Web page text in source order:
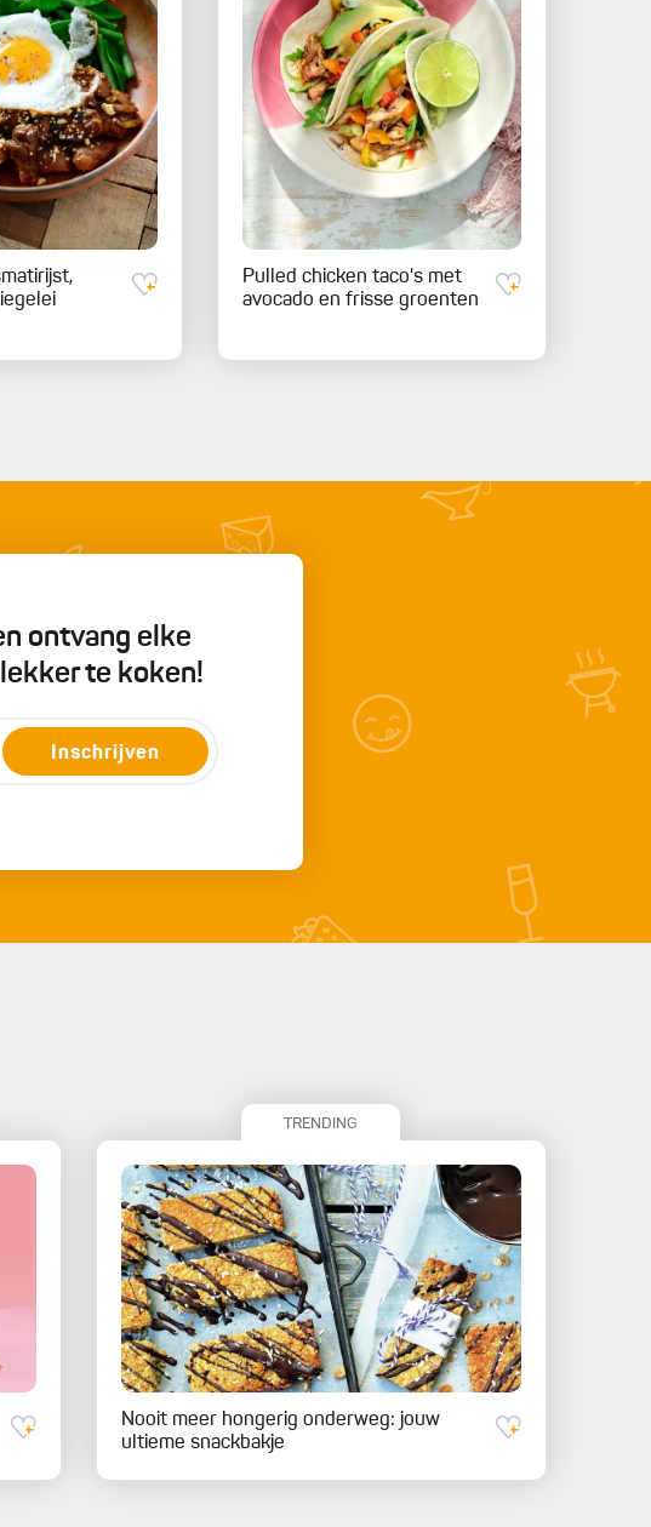
Pulled chicken taco's met
avocado en frisse groenten
ontvang elke
te koken!
Inschrijven
TRENDING
Nooit meer hongerig onderweg: jouw
ultieme snackbakje